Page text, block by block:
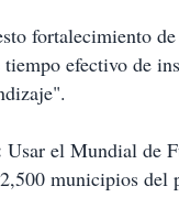
fortalecimiento
efectivo de
Usar el Mundial de
municipios